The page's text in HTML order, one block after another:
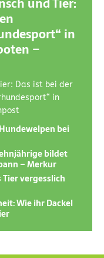
und Tier:
in
–
Das ist bei der
in
bei
bildet
– Merkur
vergesslich
Wie ihr Dackel